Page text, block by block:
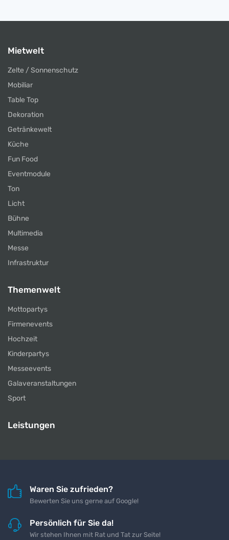
Mietwelt
Zelte / Sonnenschutz
Mobiliar
Table Top
Dekoration
Getränkewelt
Küche
Fun Food
Eventmodule
Ton
Licht
Bühne
Multimedia
Messe
Infrastruktur
Themenwelt
Mottopartys
Firmenevents
Hochzeit
Kinderpartys
Messeevents
Galaveranstaltungen
Sport
Leistungen
Waren Sie zufrieden?
Bewerten Sie uns gerne auf Google!
Persönlich für Sie da!
Wir stehen Ihnen mit Rat und Tat zur Seite!